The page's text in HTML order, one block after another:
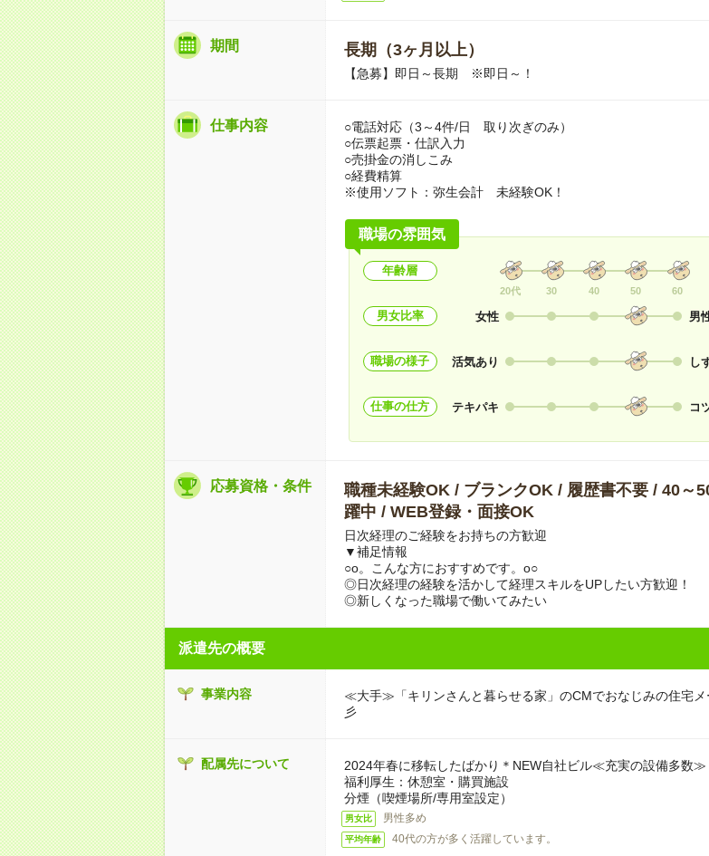
期間 長期（3ヶ月以上）
【急募】即日～長期 ※即日～！
仕事内容
○電話対応（3～4件/日 取り次ぎのみ）
○伝票起票・仕訳入力
○売掛金の消しこみ
○経費精算
※使用ソフト：弥生会計 未経験OK！
職場の雰囲気
年齢層
20代 30 40 50 60
男女比率 女性 男
職場の様子 活気あり し
仕事の仕方 テキパキ コ
応募資格・条件
職種未経験OK / ブランクOK / 履歴書不要 / 40～
躍中 / WEB登録・面接OK
日次経理のご経験をお持ちの方歓迎
▼補足情報
○o。こんな方におすすめです。o○
◎日次経理の経験を活かして経理スキルをUPしたい方歓迎！
◎新しくなった職場で働いてみたい
派遣先の概要
事業内容
≪大手≫「キリンさんと暮らせる家」のCMでおなじみの住宅
彡
配属先について
2024年春に移転したばかり＊NEW自社ビル≪充実の設備多数≫
福利厚生：休憩室・購買施設
分煙（喫煙場所/専用室設定）
男女比 男性多め
平均年齢 40代の方が多く活躍しています。